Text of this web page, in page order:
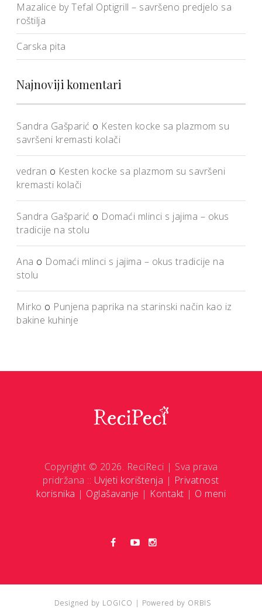
Mazalice by Tefal Optigrill – savršeno predjelo sa
roštilja
Carska pita
Najnoviji komentari
Sandra Gašparić o Kesten kocke sa plazmom su
savršeni kremasti kolači
vedran o Kesten kocke sa plazmom su savršeni
kremasti kolači
Sandra Gašparić o Domaći mlinci s jajima – okus
tradicije na stolu
Ana o Domaći mlinci s jajima – okus tradicije na
stolu
Mirko o Punjena paprika na starinski način kao iz
bakine kuhinje
Copyright © 2026. ReciReci | Sva prava
pridržana :: Uvjeti korištenja | Privatnost
korisnika | Oglašavanje | Kontakt | O meni
Designed by LOGICO | Powered by ORBIS